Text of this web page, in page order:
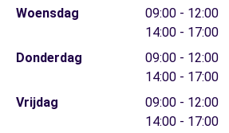
Woensdag
09:00 - 12:00
14:00 - 17:00
Donderdag
09:00 - 12:00
14:00 - 17:00
Vrijdag
09:00 - 12:00
14:00 - 17:00